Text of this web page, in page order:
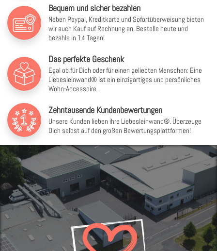
Bequem und sicher bezahlen
Neben Paypal, Kreditkarte und Sofortüberweisung bieten
wir auch Kauf auf Rechnung an. Bestelle heute und
bezahle in 14 Tagen!
Das perfekte Geschenk
Egal ob für Dich oder für einen geliebten Menschen: Eine
Liebesleinwand® ist ein einzigartiges und persönliches
Wohn-Accessoire.
Zehntausende Kundenbewertungen
Unsere Kunden lieben ihre Liebesleinwand®. Überzeuge
Dich selbst auf den großen Bewertungsplattformen!